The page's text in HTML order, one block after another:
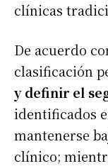
clínicas
De acuerdo
clasificación
y definir el
identificados
mantenerse
clínico;